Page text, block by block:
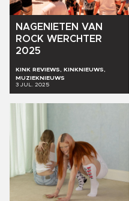
NAGENIETEN VAN
ROCK WERCHTER
2025
KINK REVIEWS, KINKNIEUWS,
MUZIEKNIEUWS
3 JUL. 2025